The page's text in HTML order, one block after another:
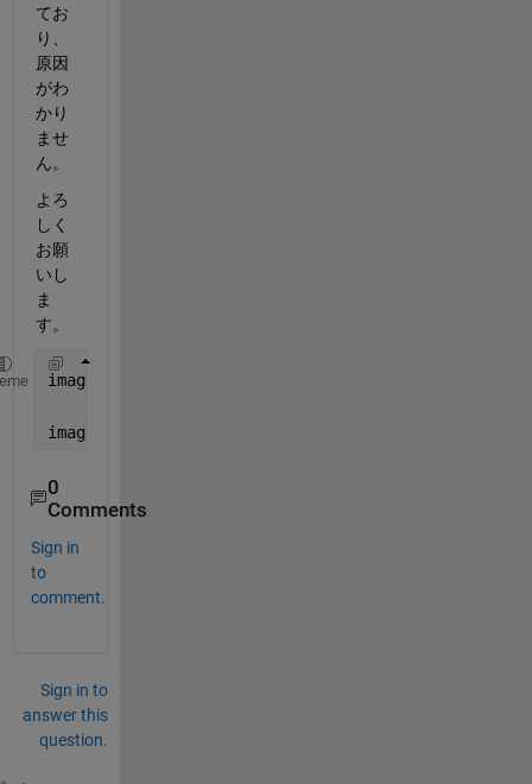
てお
り、
原因
がわ
かり
ませ
ん。
よろ
しく
お願
いし
ま
す。
imagefile = imageDatastore(
imagefile = imagefile(~ismember({imagefile.Files},{
0
Comments
Sign in
to
comment.
Sign in to
answer this
question.